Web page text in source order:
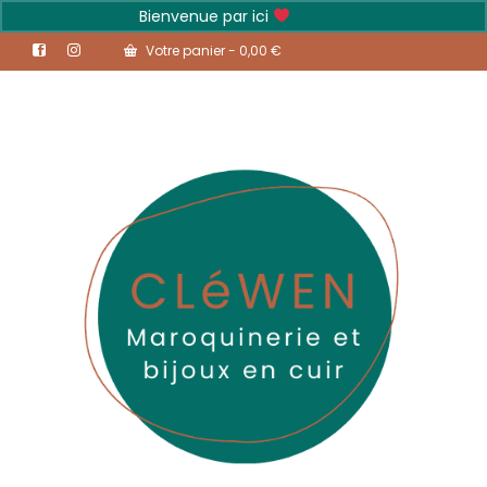
Votre panier- 0,00 €
Bienvenue par ici